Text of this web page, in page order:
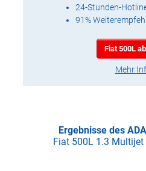
24-Stunden-
91%
Fiat 500L
Mehr
Ergebnisse des
Fiat 500L 1.3